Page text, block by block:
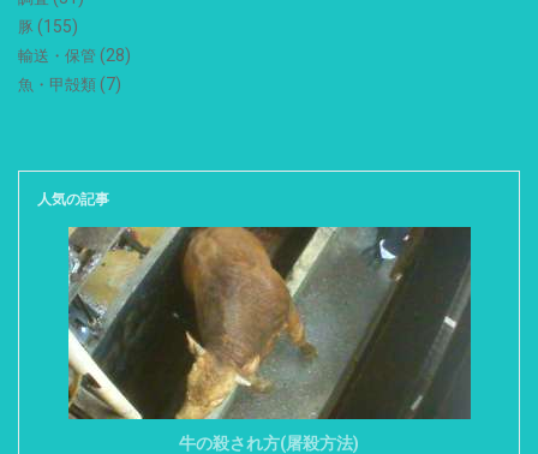
豚 (155)
輸送・保管 (28)
魚・甲殻類 (7)
人気の記事
牛の殺され方(屠殺方法)